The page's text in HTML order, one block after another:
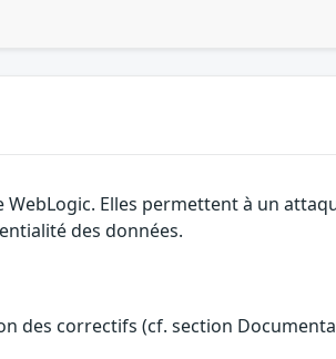
Elles permettent à un
des données.
des correctifs (cf. section